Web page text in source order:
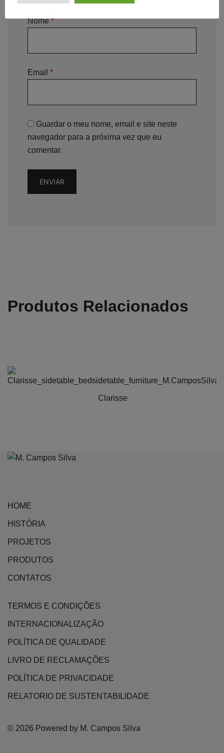
Nome*
Email *
Guardar o meu nome, email e site neste
navegador para a próxima vez que eu
comentar.
Produtos Relacionados
Clarisse
HOME
HISTÓRIA
PROJETOS
PRODUTOS
CONTATOS
TERMOS E CONDIÇÕES
INTERNACIONALIZAÇÃO
POLÍTICA DE QUALIDADE
LIVRO DE RECLAMAÇÕES
POLÍTICA DE PRIVACIDADE
RELATORIO DE SUSTENTABILIDADE
© 2026 Powered by M. Campos Silva